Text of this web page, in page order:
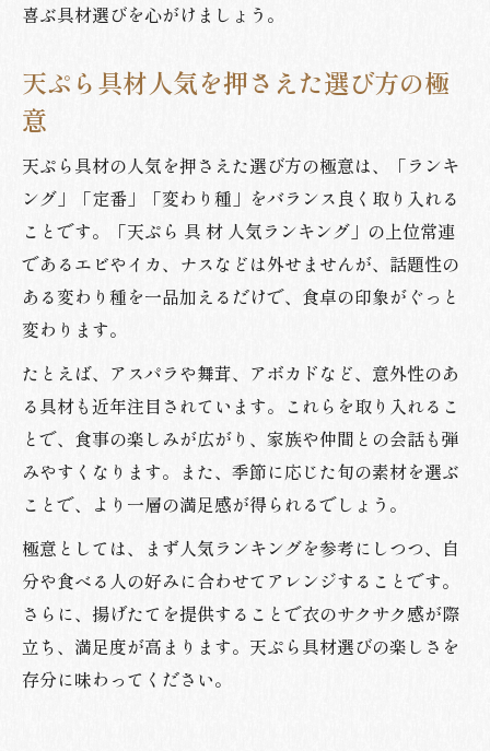
喜ぶ具材選びを心がけましょう。
天ぷら具材人気を押さえた選び方の極
意
天ぷら具材の人気を押さえた選び方の極意は、「ランキ
ング」「定番」「変わり種」をバランス良く取り入れる
ことです。「天ぷら 具 材 人気ランキング」の上位常連
であるエビやイカ、ナスなどは外せませんが、話題性の
ある変わり種を一品加えるだけで、食卓の印象がぐっと
変わります。
たとえば、アスパラや舞茸、アボカドなど、意外性のあ
る具材も近年注目されています。これらを取り入れるこ
とで、食事の楽しみが広がり、家族や仲間との会話も弾
みやすくなります。また、季節に応じた旬の素材を選ぶ
ことで、より一層の満足感が得られるでしょう。
極意としては、まず人気ランキングを参考にしつつ、自
分や食べる人の好みに合わせてアレンジすることです。
さらに、揚げたてを提供することで衣のサクサク感が際
立ち、満足度が高まります。天ぷら具材選びの楽しさを
存分に味わってください。